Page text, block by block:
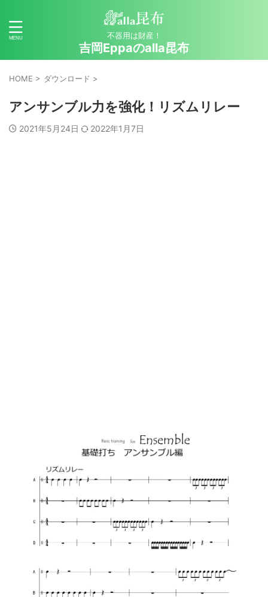
不器用は財産！
吉岡Eppaのalla昆布
HOME > ダウンロード >
アンサンブル力を強化！リズムリレー
2021年5月24日 2022年1月7日